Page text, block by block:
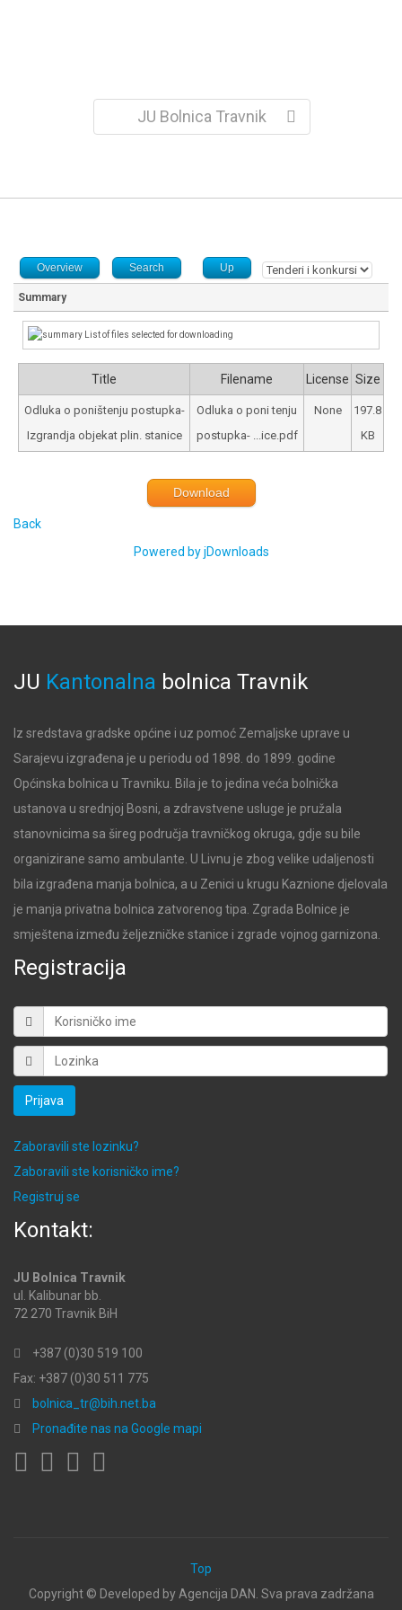
JU Bolnica Travnik
Overview Search Up
Summary
List of files selected for downloading
Title Filename License Size
Odluka o poništenju postupka-
Izgrandja objekat plin. stanice
Odluka o poni tenju
postupka- ...ice.pdf
None
197.8
KB
Download
Back
Powered by jDownloads
JU Kantonalna bolnica Travnik
Iz sredstava gradske općine i uz pomoć Zemaljske uprave u
Sarajevu izgrađena je u periodu od 1898. do 1899. godine
Općinska bolnica u Travniku. Bila je to jedina veća bolnička
ustanova u srednjoj Bosni, a zdravstvene usluge je pružala
stanovnicima sa šireg područja travničkog okruga, gdje su bile
organizirane samo ambulante. U Livnu je zbog velike udaljenosti
bila izgrađena manja bolnica, a u Zenici u krugu Kaznione djelovala
je manja privatna bolnica zatvorenog tipa. Zgrada Bolnice je
smještena između željezničke stanice i zgrade vojnog garnizona.
Registracija
Prijava
Zaboravili ste lozinku?
Zaboravili ste korisničko ime?
Registruj se
Kontakt:
JU Bolnica Travnik
ul. Kalibunar bb.
72 270 Travnik BiH
+387 (0)30 519 100
Fax: +387 (0)30 511 775
bolnica_tr@bih.net.ba
Pronađite nas na Google mapi
Top
Copyright © Developed by Agencija DAN. Sva prava zadržana